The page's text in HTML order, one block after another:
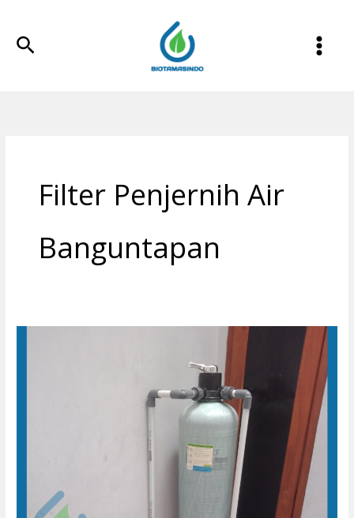
konten
Cari
Filter Penjernih Air
Banguntapan